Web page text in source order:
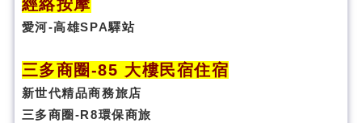
經絡按摩
愛河-高雄SPA驛站
三多商圈 -85 大樓民宿住宿
新世代精品商務旅店
三多商圈-R8環保商旅